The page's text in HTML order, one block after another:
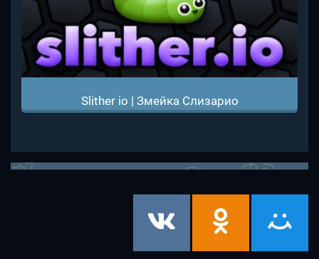
Slither io | Змейка Слизарио